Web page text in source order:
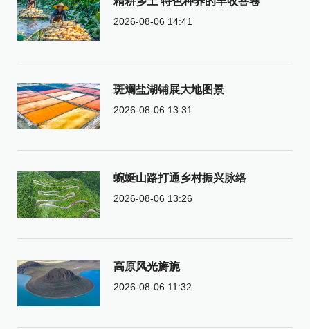
2026-08-06 14:41
斑斓盐湖铺展大地图景
2026-08-06 13:31
蜿蜒山路打通乡村振兴脉络
2026-08-06 13:26
高原风光旖旎
2026-08-06 11:32